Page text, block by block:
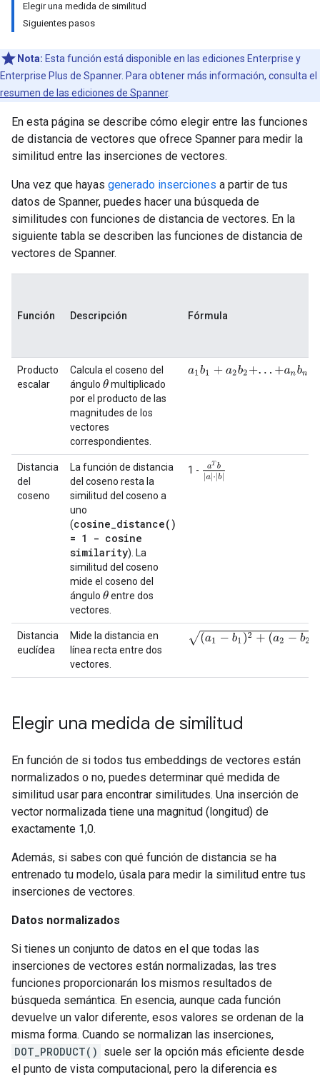
Elegir una medida de similitud
Siguientes pasos
Nota: Esta función está disponible en las ediciones Enterprise y
Enterprise Plus de Spanner. Para obtener más información, consulta el
resumen de las ediciones de Spanner.
En esta página se describe cómo elegir entre las funciones
de distancia de vectores que ofrece Spanner para medir la
similitud entre las inserciones de vectores.
Una vez que hayas generado inserciones a partir de tus
datos de Spanner, puedes hacer una búsqueda de
similitudes con funciones de distancia de vectores. En la
siguiente tabla se describen las funciones de distancia de
vectores de Spanner.
Función Descripción Fórmula
Producto
escalar
Calcula el coseno del
ángulo θmultiplicado
por el producto de las
magnitudes de los
vectores
correspondientes.
a1 b1 +a2b2+..+a n b n
Distancia
del
coseno
La función de distancia
del coseno resta la
similitud del coseno a
uno
(cosine_distance( )
= 1 - cosine
similarity). La
similitud del coseno
mide el coseno del
ángulo θentre dos
vectores.
1 - Tb|
Distancia
euclídea
Mide la distancia en
línea recta entre dos
vectores.
a1−b1)2+(a2−b2)2+...+(aN
Elegir una medida de similitud
En función de si todos tus embeddings de vectores están
normalizados o no, puedes determinar qué medida de
similitud usar para encontrar similitudes. Una inserción de
vector normalizada tiene una magnitud (longitud) de
exactamente 1,0.
Además, si sabes con qué función de distancia se ha
entrenado tu modelo, úsala para medir la similitud entre tus
inserciones de vectores.
Datos normalizados
Si tienes un conjunto de datos en el que todas las
inserciones de vectores están normalizadas, las tres
funciones proporcionarán los mismos resultados de
búsqueda semántica. En esencia, aunque cada función
devuelve un valor diferente, esos valores se ordenan de la
misma forma. Cuando se normalizan las inserciones,
DOT_PRODUCT() suele ser la opción más eficiente desde
el punto de vista computacional, pero la diferencia es